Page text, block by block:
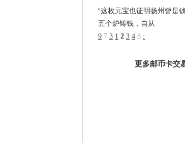
“这枚元宝也证明扬州曾是
五个炉铸钱，自从
9 7 3 1 2 3 4 8 :
更多邮币卡交